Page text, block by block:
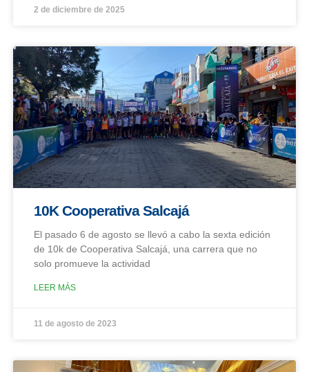
2 de diciembre de 2025
10K Cooperativa Salcajá
El pasado 6 de agosto se llevó a cabo la sexta edición
de 10k de Cooperativa Salcajá, una carrera que no
solo promueve la actividad
LEER MÁS
11 de agosto de 2023